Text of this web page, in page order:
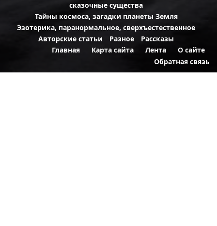
сказочные существа
Тайны космоса, загадки планеты Земля
Эзотерика, паранормальное, сверхъестественное
Авторские статьи
Разное
Рассказы
Главная
Карта сайта Лента
О сайте
Обратная связь